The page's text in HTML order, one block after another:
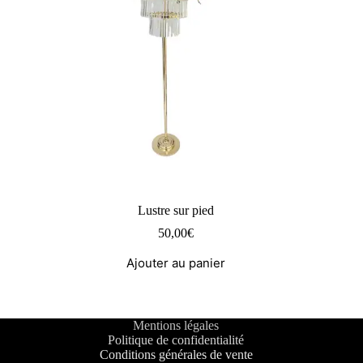
Lustre sur pied
50,00€
Ajouter au panier
Mentions légales
Politique de confidentialité
Conditions générales de vente